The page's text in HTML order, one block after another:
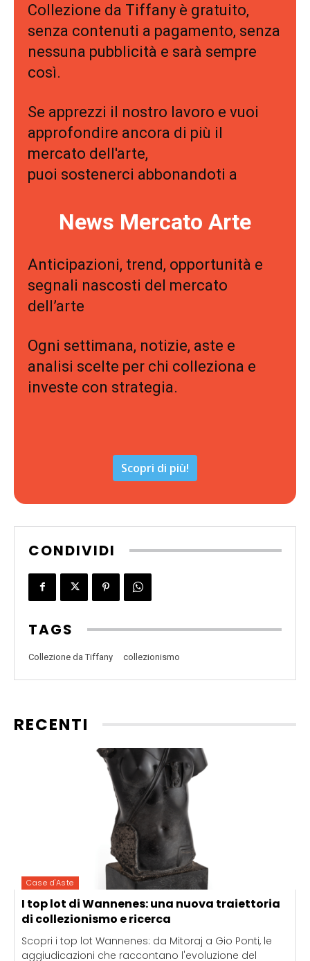
Collezione da Tiffany è gratuito,
senza contenuti a pagamento, senza
nessuna pubblicità e sarà sempre
così.
Se apprezzi il nostro lavoro e vuoi
approfondire ancora di più il
mercato dell'arte,
puoi sostenerci abbonandoti a
News Mercato Arte
Anticipazioni, trend, opportunità e
segnali nascosti del mercato
dell’arte
Ogni settimana, notizie, aste e
analisi scelte per chi colleziona e
investe con strategia.
Scopri di più!
CONDIVIDI
TAGS
Collezione da Tiffany collezionismo
RECENTI
Case d'Aste
I top lot di Wannenes: una nuova traiettoria
di collezionismo e ricerca
Scopri i top lot Wannenes: da Mitoraj a Gio Ponti, le
aggiudicazioni che raccontano l'evoluzione del